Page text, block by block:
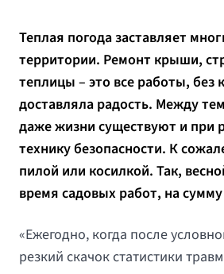
Теплая погода заставляет
территории. Ремонт крыши,
теплицы – это все работы,
доставляла радость. Между
даже жизни существуют и при
технику безопасности. К
пилой или косилкой. Так,
время садовых работ, на
«Ежегодно, когда после
резкий скачок статистики